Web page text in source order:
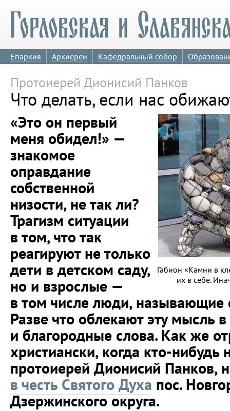
Епархия Архиереи Кафедральный собор
Протоиерей Дионисий Панков
Что делать, если нас
Габион «Камни в
их в себе.
«Это он первый
меня обидел!» —
знакомое
оправдание
собственной
низости, не так ли?
Трагизм ситуации
в том, что так
реагируют не только
дети в детском саду,
но и взрослые —
в том числе люди, называющие
Разве что облекают эту мысль
и благородные слова. Как же
христиански, когда кто-нибудь
протоиерей Дионисий Панков,
в честь Святого Духа пос.
Дзержинского округа.